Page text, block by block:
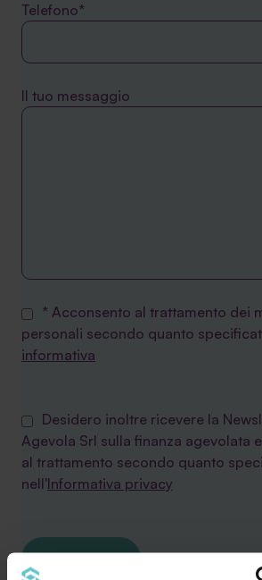
Telefono*
Il tuo messaggio
* Acconsento al trattamento dei
personali secondo quanto
informativa
Desidero inoltre ricevere la
Agevola Srl sulla finanza agevolata
al trattamento secondo quanto
nell'Informativa privacy